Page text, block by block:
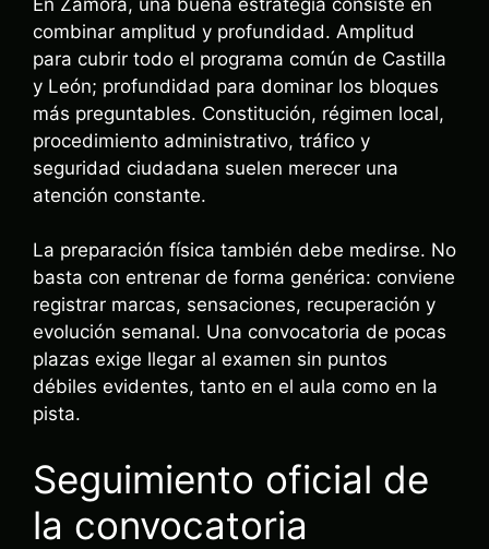
combinar amplitud y profundidad. Amplitud
para cubrir todo el programa común de Castilla
y León; profundidad para dominar los bloques
más preguntables. Constitución, régimen local,
procedimiento administrativo, tráfico y
seguridad ciudadana suelen merecer una
atención constante.
La preparación física también debe medirse. No
basta con entrenar de forma genérica: conviene
registrar marcas, sensaciones, recuperación y
evolución semanal. Una convocatoria de pocas
plazas exige llegar al examen sin puntos
débiles evidentes, tanto en el aula como en la
pista.
Seguimiento oficial de
la convocatoria